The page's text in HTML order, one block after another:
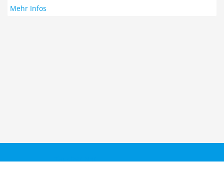
Mehr Infos